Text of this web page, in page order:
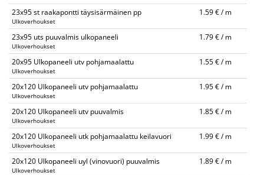
23x95 st raakapontti täysisärmäinen pp
Ulkoverhoukset
1.59 € / m
23x95 uts puuvalmis ulkopaneeli
Ulkoverhoukset
1.79 € / m
20x95 Ulkopaneeli utv pohjamaalattu
Ulkoverhoukset
1.55 € / m
20x120 Ulkopaneeli utv pohjamaalattu
Ulkoverhoukset
1.95 € / m
20x120 Ulkopaneeli utv puuvalmis
Ulkoverhoukset
1.85 € / m
20x120 Ulkopaneeli utk pohjamaalattu keilavuori
Ulkoverhoukset
1.99 € / m
20x120 Ulkopaneeli uyl (vinovuori) puuvalmis
Ulkoverhoukset
1.89 € / m